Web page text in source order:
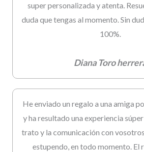
super personalizada y atenta.
duda que tengas al momento. Sin
100%.
Diana Toro
He enviado un regalo a una amiga
y ha resultado una experiencia
trato y la comunicación con
estupendo, en todo momento. El